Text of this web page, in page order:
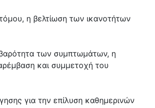
η βελτίωση των ικανοτήτων
των συμπτωμάτων, η
και συμμετοχή του
για την επίλυση καθημερινών